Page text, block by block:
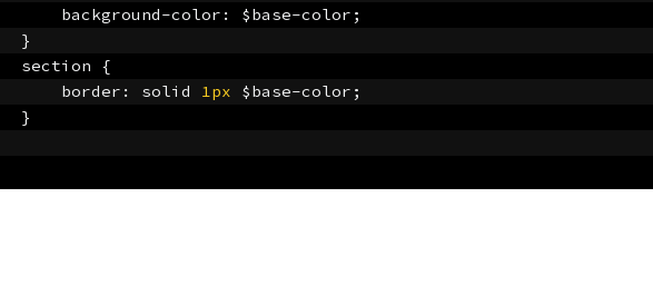
background
-color : $base-color ;
}
section
{
border
: solid 1px $base-color ;
}